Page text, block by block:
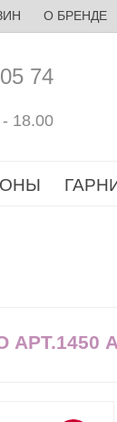
О БРЕНДЕ
74
18.00
АРТ.1450